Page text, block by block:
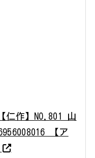
仁作】NO.801 山
【ア